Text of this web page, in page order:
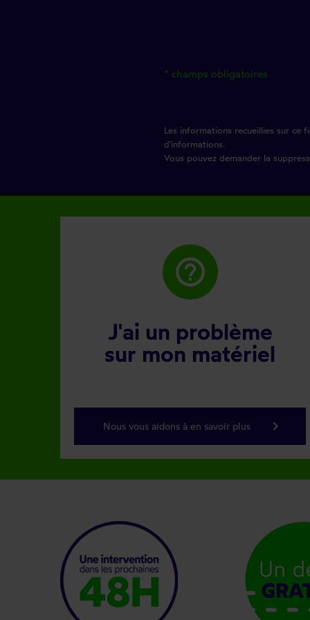
* champs obligatoires
Les informations recueillies sur ce
d'informations.
Vous pouvez demander la
help_outline
J'ai un problème
sur mon matériel
Nous vous aidons à en savoir plus keyboard_arrow_right